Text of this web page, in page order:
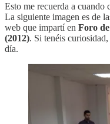
Esto me recuerda a cuando
La siguiente imagen es de
web que impartí en Foro
(2012). Si tenéis curiosidad,
día.